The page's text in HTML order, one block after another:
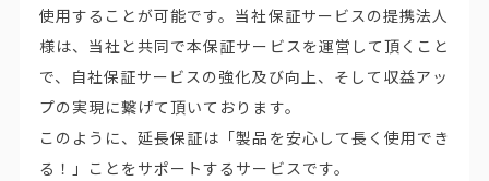
使用することが可能です。当社保証サービスの提携法人
様は、当社と共同で本保証サービスを運営して頂くこと
で、自社保証サービスの強化及び向上、そして収益アッ
プの実現に繋げて頂いております。
このように、延長保証は「製品を安心して長く使用でき
る！」ことをサポートするサービスです。